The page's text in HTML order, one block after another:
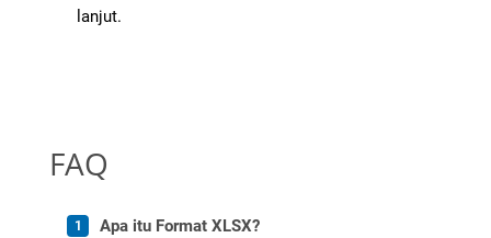
lanjut.
FAQ
Apa itu Format XLSX?